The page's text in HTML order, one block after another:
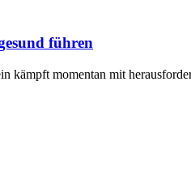
führen
kämpft momentan mit